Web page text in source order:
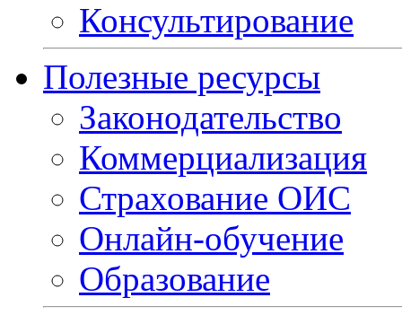
Консультирование
Полезные ресурсы
Законодательство
Коммерциализация
Страхование ОИС
Онлайн-обучение
Образование